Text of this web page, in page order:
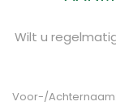
Wilt u
Voor-/Achternaam: